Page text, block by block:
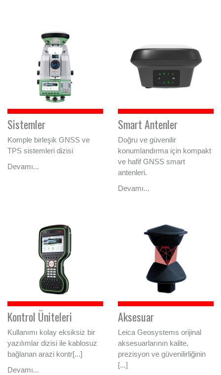
Sistemler
Komple birleşik GNSS ve
TPS sistemleri dizisi
Devamı...
Smart Antenler
Doğru ve güvenilir
konumlandırma için kompakt
ve hafif GNSS smart
antenleri.
Devamı...
Kontrol Üniteleri
Kullanımı kolay eksiksiz bir
yazılımlar dizisi ile kablosuz
bağlanan arazi kontr[...]
Devamı...
Aksesuar
Leica Geosystems orijinal
aksesuarlarının kalite,
prezisyon ve güvenilirliğinin
[...]